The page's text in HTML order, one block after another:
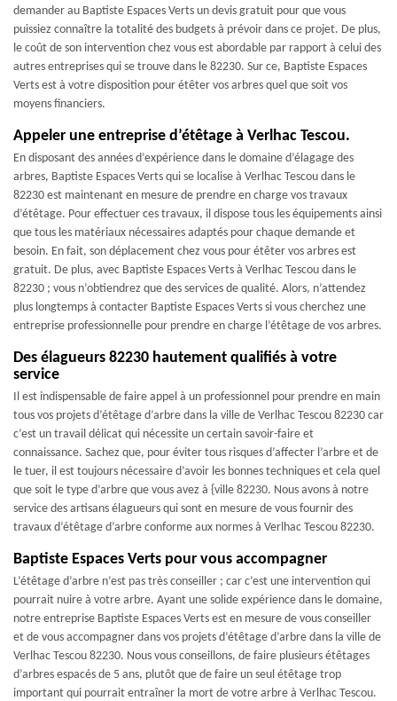
demander au Baptiste Espaces Verts un devis gratuit pour que vous
puissiez connaître la totalité des budgets à prévoir dans ce projet. De plus,
le coût de son intervention chez vous est abordable par rapport à celui des
autres entreprises qui se trouve dans le 82230. Sur ce, Baptiste Espaces
Verts est à votre disposition pour étêter vos arbres quel que soit vos
moyens financiers.
Appeler une entreprise d’étêtage à Verlhac Tescou.
En disposant des années d’expérience dans le domaine d’élagage des
arbres, Baptiste Espaces Verts qui se localise à Verlhac Tescou dans le
82230 est maintenant en mesure de prendre en charge vos travaux
d’étêtage. Pour effectuer ces travaux, il dispose tous les équipements ainsi
que tous les matériaux nécessaires adaptés pour chaque demande et
besoin. En fait, son déplacement chez vous pour étêter vos arbres est
gratuit. De plus, avec Baptiste Espaces Verts à Verlhac Tescou dans le
82230 ; vous n’obtiendrez que des services de qualité. Alors, n’attendez
plus longtemps à contacter Baptiste Espaces Verts si vous cherchez une
entreprise professionnelle pour prendre en charge l’étêtage de vos arbres.
Des élagueurs 82230 hautement qualifiés à votre
service
Il est indispensable de faire appel à un professionnel pour prendre en main
tous vos projets d’étêtage d’arbre dans la ville de Verlhac Tescou 82230 car
c’est un travail délicat qui nécessite un certain savoir-faire et
connaissance. Sachez que, pour éviter tous risques d’affecter l’arbre et de
le tuer, il est toujours nécessaire d’avoir les bonnes techniques et cela quel
que soit le type d’arbre que vous avez à {ville 82230. Nous avons à notre
service des artisans élagueurs qui sont en mesure de vous fournir des
travaux d’étêtage d’arbre conforme aux normes à Verlhac Tescou 82230.
Baptiste Espaces Verts pour vous accompagner
L’étêtage d’arbre n’est pas très conseiller ; car c’est une intervention qui
pourrait nuire à votre arbre. Ayant une solide expérience dans le domaine,
notre entreprise Baptiste Espaces Verts est en mesure de vous conseiller
et de vous accompagner dans vos projets d’étêtage d’arbre dans la ville de
Verlhac Tescou 82230. Nous vous conseillons, de faire plusieurs étêtages
d’arbres espacés de 5 ans, plutôt que de faire un seul étêtage trop
important qui pourrait entraîner la mort de votre arbre à Verlhac Tescou.